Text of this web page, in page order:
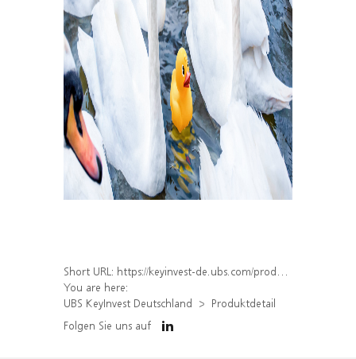
Short URL: https://keyinvest-de.ubs.com/produkt/detail/index/isin/DE000WA6XZZ4
You are here:
UBS KeyInvest Deutschland
Produktdetail
Folgen Sie uns auf